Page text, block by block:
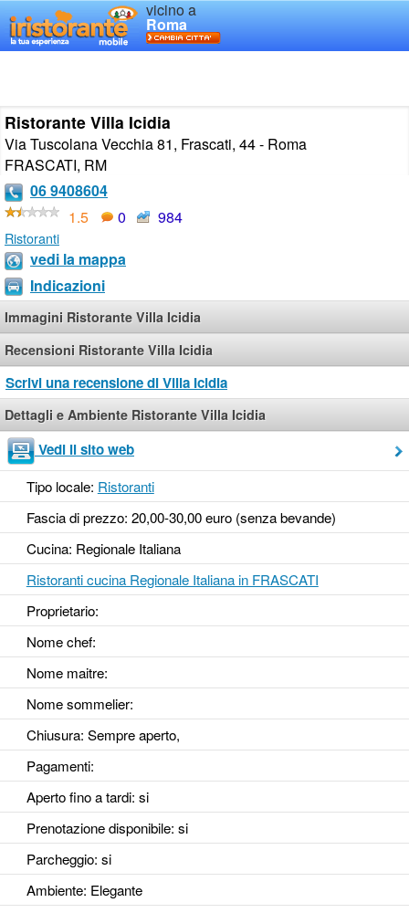
vicino a
Roma
Ristorante Villa Icidia
Via Tuscolana Vecchia 81, Frascati, 44 - Roma
FRASCATI, RM
06 9408604
1.5
0 984
Ristoranti
vedi la mappa
Indicazioni
Immagini Ristorante Villa Icidia
Recensioni Ristorante Villa Icidia
Scrivi una recensione di Villa Icidia
Dettagli e Ambiente Ristorante Villa Icidia
Vedi il sito web
Tipo locale: Ristoranti
Fascia di prezzo: 20,00-30,00 euro (senza bevande)
Cucina: Regionale Italiana
Ristoranti cucina Regionale Italiana in FRASCATI
Proprietario:
Nome chef:
Nome maitre:
Nome sommelier:
Chiusura: Sempre aperto,
Pagamenti:
Aperto fino a tardi: si
Prenotazione disponibile: si
Parcheggio: si
Ambiente: Elegante